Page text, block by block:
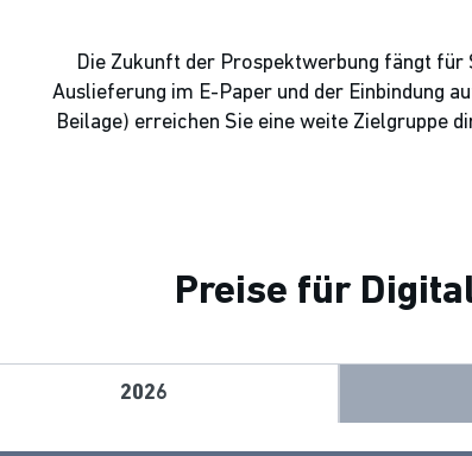
Die Zukunft der Prospektwerbung fängt für
Auslieferung im E-Paper und der Einbindung
Beilage) erreichen Sie eine weite Zielgruppe
Preise für
2026